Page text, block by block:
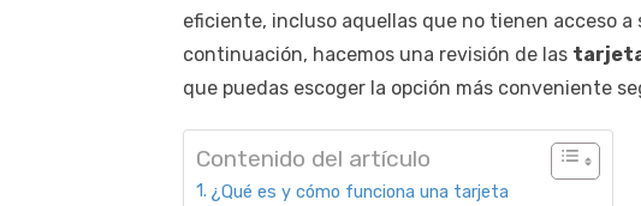
eficiente, incluso aquellas que no tienen acceso
continuación, hacemos una revisión de las
que puedas escoger la opción más conveniente
Contenido del artículo
¿Qué es y cómo funciona una tarjeta